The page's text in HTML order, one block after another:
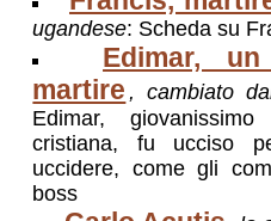
ugandese: Scheda su
Edimar,
martire , cambiato
Edimar,
cristiana, fu ucciso
uccidere, come gli
boss